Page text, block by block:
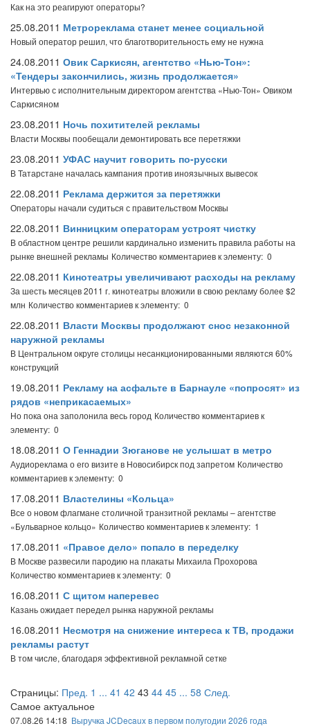
Как на это реагируют операторы?
25.08.2011 Метрореклама станет менее социальной
Новый оператор решил, что благотворительность ему не нужна
24.08.2011 Овик Саркисян, агентство «Нью-Тон»:
«Тендеры закончились, жизнь продолжается»
Интервью с исполнительным директором агентства «Нью-Тон» Овиком
Саркисяном
23.08.2011 Ночь похитителей рекламы
Власти Москвы пообещали демонтировать все перетяжки
23.08.2011 УФАС научит говорить по-русски
В Татарстане началась кампания против иноязычных вывесок
22.08.2011 Реклама держится за перетяжки
Операторы начали судиться с правительством Москвы
22.08.2011 Винницким операторам устроят чистку
В областном центре решили кардинально изменить правила работы на
рынке внешней рекламы Количество комментариев к элементу: 0
22.08.2011 Кинотеатры увеличивают расходы на рекламу
За шесть месяцев 2011 г. кинотеатры вложили в свою рекламу более $2
млн Количество комментариев к элементу: 0
22.08.2011 Власти Москвы продолжают снос незаконной
наружной рекламы
В Центральном округе столицы несанкционированными являются 60%
конструкций
19.08.2011 Рекламу на асфальте в Барнауле «попросят» из
рядов «неприкасаемых»
Но пока она заполонила весь город Количество комментариев к
элементу: 0
18.08.2011 О Геннадии Зюганове не услышат в метро
Аудиореклама о его визите в Новосибирск под запретом Количество
комментариев к элементу: 0
17.08.2011 Властелины «Кольца»
Все о новом флагмане столичной транзитной рекламы – агентстве
«Бульварное кольцо» Количество комментариев к элементу: 1
17.08.2011 «Правое дело» попало в переделку
В Москве развесили пародию на плакаты Михаила Прохорова
Количество комментариев к элементу: 0
16.08.2011 С щитом наперевес
Казань ожидает передел рынка наружной рекламы
16.08.2011 Несмотря на снижение интереса к ТВ, продажи
рекламы растут
В том числе, благодаря эффективной рекламной сетке
Страницы: Пред. 1 ... 41 42 43 44 45 ... 58 След.
Самое актуальное
07.08.26 14:18 Выручка JCDecaux в первом полугодии 2026 года